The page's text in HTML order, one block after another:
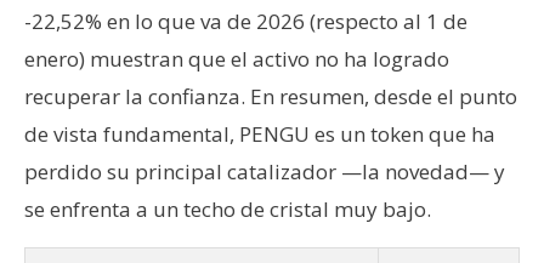
-22,52% en lo que va de 2026 (respecto al 1 de
enero) muestran que el activo no ha logrado
recuperar la confianza. En resumen, desde el punto
de vista fundamental, PENGU es un token que ha
perdido su principal catalizador —la novedad— y
se enfrenta a un techo de cristal muy bajo.